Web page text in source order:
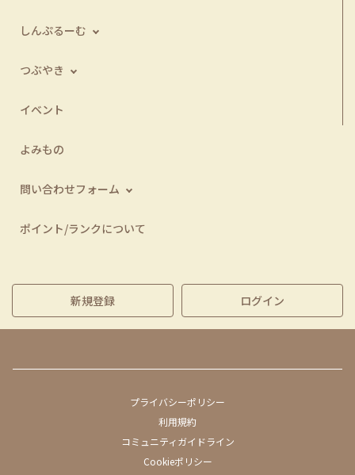
しんぷるーむ
つぶやき
イベント
よみもの
問い合わせフォーム
ポイント/ランクについて
新規登録 ログイン
プライバシーポリシー
利用規約
コミュニティガイドライン
Cookieポリシー